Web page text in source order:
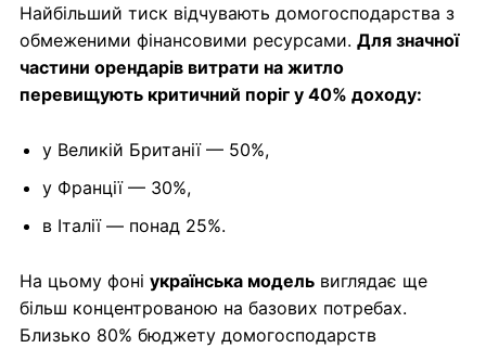
Найбільший тиск відчувають домогосподарства з
обмеженими фінансовими ресурсами. Для значної
частини орендарів витрати на житло
перевищують критичний поріг у 40% доходу:
у Великій Британії — 50%,
у Франції — 30%,
в Італії — понад 25%.
На цьому фоні українська модель виглядає ще
більш концентрованою на базових потребах.
Близько 80% бюджету домогосподарств